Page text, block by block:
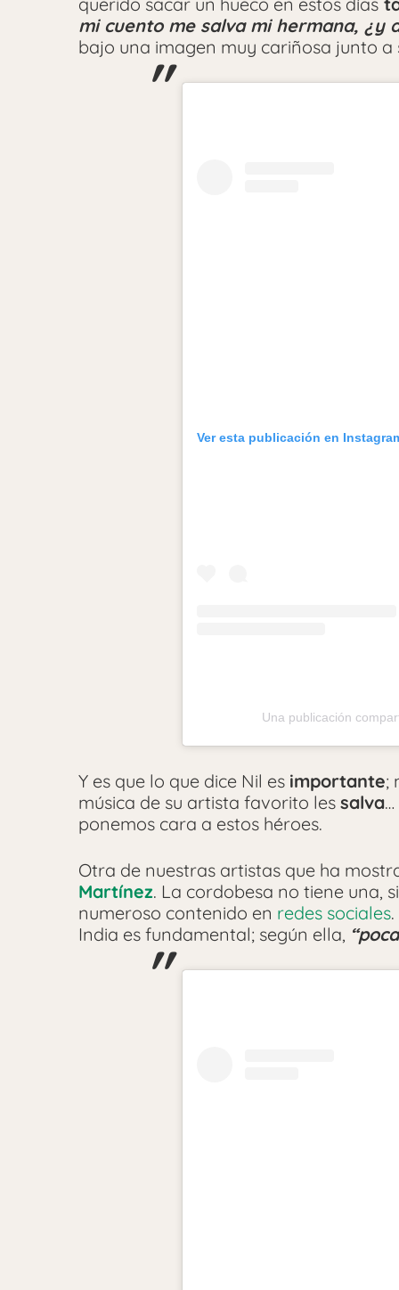
mi cuento me salva mi hermana, ¿y
bajo una imagen muy cariñosa junto a
Ver esta publicación en
Una publicación
Y es que lo que dice Nil es importante;
música de su artista favorito les salva…
ponemos cara a estos héroes.
Otra de nuestras artistas que ha
Martínez. La cordobesa no tiene una,
numeroso contenido en redes sociales
India es fundamental; según ella,